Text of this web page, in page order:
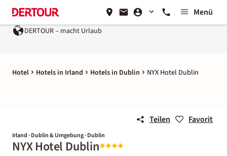
Menü
DERTOUR – macht Urlaub
Hotel Hotels in Irland Hotels in Dublin NYX Hotel Dublin
Teilen Favorit
Irland · Dublin & Umgebung · Dublin
NYX Hotel Dublin